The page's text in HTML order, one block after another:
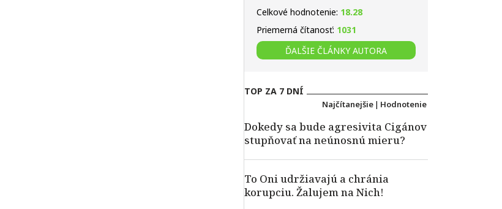
Celkové hodnotenie: 18.28
Priemerná čítanosť: 1031
ĎALŠIE ČLÁNKY AUTORA
TOP ZA 7 DNÍ
Najčítanejšie | Hodnotenie
Dokedy sa bude agresivita Cigánov
stupňovať na neúnosnú mieru?
To Oni udržiavajú a chránia
korupciu. Žalujem na Nich!